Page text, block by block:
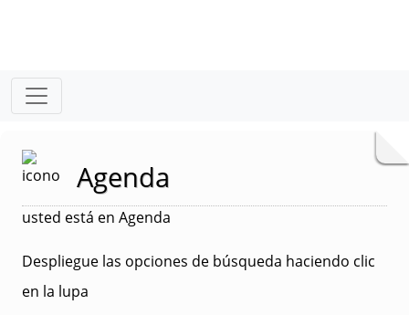
Agenda
usted está en Agenda
Despliegue las opciones de búsqueda haciendo clic
en la lupa